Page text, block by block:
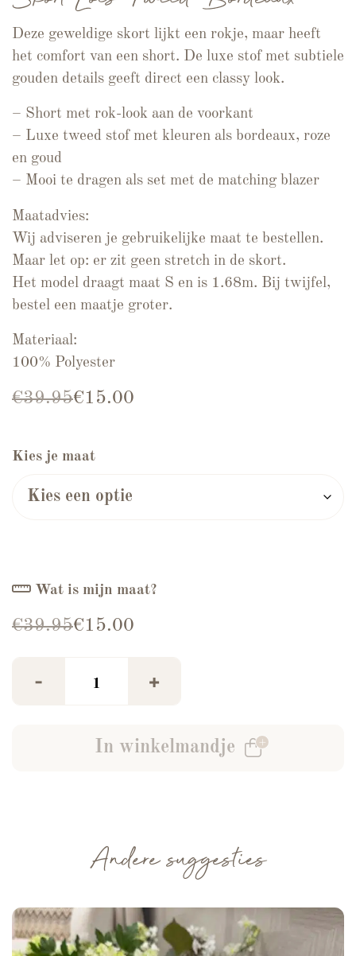
Deze geweldige skort lijkt een rokje, maar heeft
het comfort van een short. De luxe stof met subtiele
gouden details geeft direct een classy look.
– Short met rok-look aan de voorkant
– Luxe tweed stof met kleuren als bordeaux, roze
en goud
– Mooi te dragen als set met de matching blazer
Maatadvies:
Wij adviseren je gebruikelijke maat te bestellen.
Maar let op: er zit geen stretch in de skort.
Het model draagt maat S en is 1.68m. Bij twijfel,
bestel een maatje groter.
Materiaal:
100% Polyester
€39.95
Oorspronkelijke prijs was: €39.95.
€15.00
Huidige prijs is: €15.00.
Kies je maat
Wat is mijn maat?
€39.95
Oorspronkelijke prijs was: €39.95.
€15.00
Huidige prijs is: €15.00.
- +
In winkelmandje
Andere suggesties